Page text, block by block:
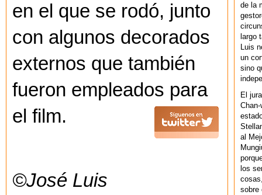
en el que se rodó, junto
con algunos decorados
externos que también
fueron empleados para
el film.
©José Luis
de la
largo
Luis
un
sino
El
al
los
sobre